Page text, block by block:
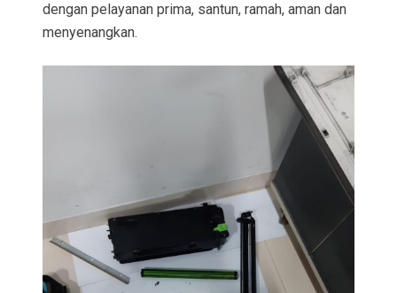
dengan pelayanan prima, santun, ramah, aman dan
menyenangkan.